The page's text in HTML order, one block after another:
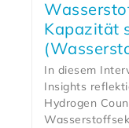
Kapazität
In diesem
Insights
Hydrogen